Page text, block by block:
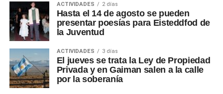
ACTIVIDADES 2 días
Hasta el 14 de agosto se pueden
presentar poesías para Eisteddfod de
la Juventud
ACTIVIDADES 3 días
El jueves se trata la Ley de Propiedad
Privada y en Gaiman salen a la calle
por la soberanía